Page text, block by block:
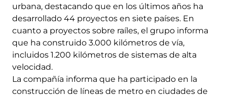
urbana, destacando que en los últimos años ha
desarrollado 44 proyectos en siete países. En
cuanto a proyectos sobre raíles, el grupo informa
que ha construido 3.000 kilómetros de vía,
incluidos 1.200 kilómetros de sistemas de alta
velocidad.
La compañía informa que ha participado en la
construcción de líneas de metro en ciudades de